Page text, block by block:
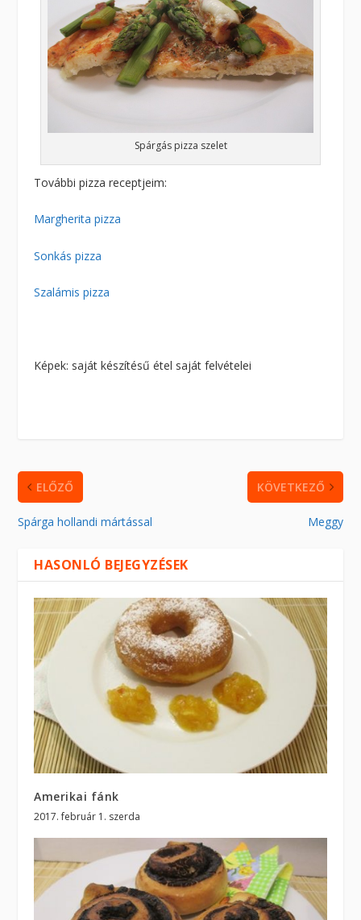
Spárgás pizza szelet
További pizza receptjeim:
Margherita pizza
Sonkás pizza
Szalámis pizza
Képek: saját készítésű étel saját felvételei
ELŐZŐ
Spárga hollandi mártással
KÖVETKEZŐ
Meggy
HASONLÓ BEJEGYZÉSEK
Amerikai fánk
2017. február 1. szerda